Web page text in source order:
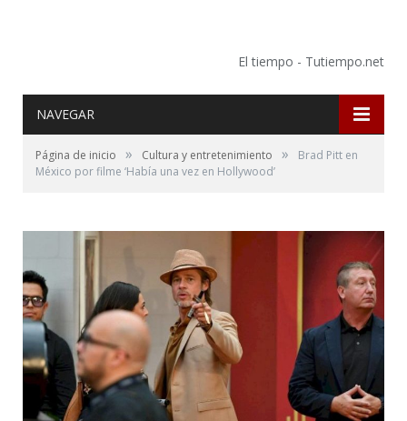
El tiempo - Tutiempo.net
NAVEGAR
Página de inicio » Cultura y entretenimiento »
Brad Pitt en
México por filme ‘Había una vez en Hollywood’